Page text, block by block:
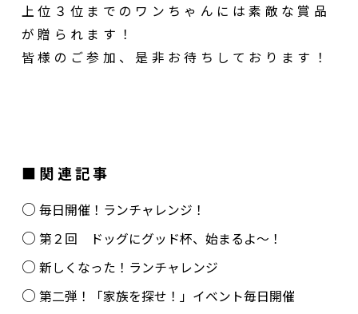
上位３位までのワンちゃんには素敵な賞品
が贈られます！
皆様のご参加、是非お待ちしております！
関連記事
毎日開催！ランチャレンジ！
第２回 ドッグにグッド杯、始まるよ～！
新しくなった！ランチャレンジ
第二弾！「家族を探せ！」イベント毎日開催